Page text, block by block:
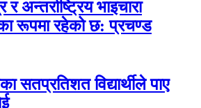
भाइचारा
रूपमा रहेको छ: प्रचण्ड
सतप्रतिशत विद्यार्थीले पाए